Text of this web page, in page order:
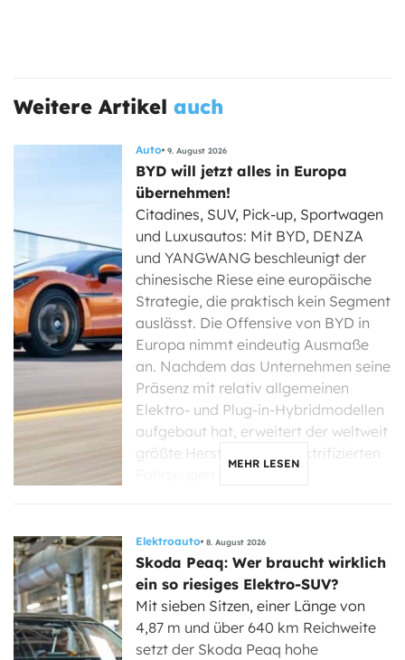
Weitere Artikel auch
Auto 9. August 2026
BYD will jetzt alles in Europa
übernehmen!
Citadines, SUV, Pick-up, Sportwagen
und Luxusautos: Mit BYD, DENZA
und YANGWANG beschleunigt der
chinesische Riese eine europäische
Strategie, die praktisch kein Segment
auslässt. Die Offensive von BYD in
Europa nimmt eindeutig Ausmaße
an. Nachdem das Unternehmen seine
Präsenz mit relativ allgemeinen
Elektro- und Plug-in-Hybridmodellen
aufgebaut hat, erweitert der weltweit
größte Hersteller von elektrifizierten
MEHR LESEN
Elektroauto 8. August 2026
Skoda Peaq: Wer braucht wirklich
ein so riesiges Elektro-SUV?
Mit sieben Sitzen, einer Länge von
4,87 m und über 640 km Reichweite
setzt der Skoda Peaq hohe